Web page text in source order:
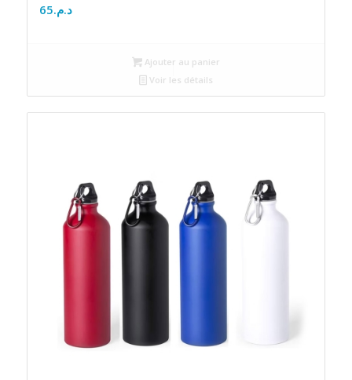
د.م.65
Ajouter au panier
Voir les détails